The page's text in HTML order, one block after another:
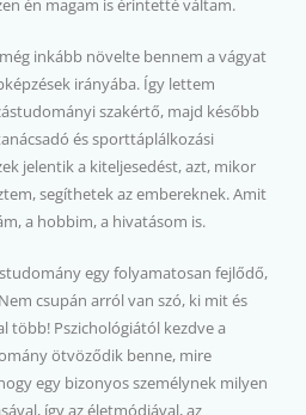
én magam is érintetté váltam.
inkább növelte bennem a vágyat
irányába. Így lettem
szakértő, majd később
és sporttáplálkozási
jelentik a kiteljesedést, azt, mikor
segíthetek az embereknek. Amit
a hobbim, a hivatásom is.
egy folyamatosan fejlődő,
csupán arról van szó, ki mit és
több! Pszichológiától kezdve a
ötvöződik benne, mire
egy bizonyos személynek milyen
így az életmódjával, az